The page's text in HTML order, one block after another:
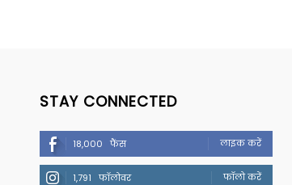
STAY CONNECTED
18,000 फैंस लाइक करें
1,791 फॉलोवर फॉलो करें